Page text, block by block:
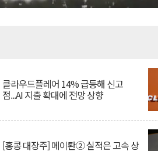
클라우드플레어 14% 급등해 신고
점...AI 지출 확대에 전망 상향
[홍콩 대장주] 메이퇀② 실적은 고속 상